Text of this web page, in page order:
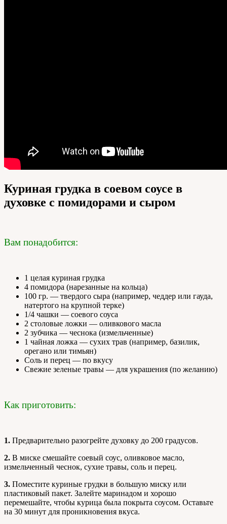
Куриная грудка в соевом соусе в
духовке с помидорами и сыром
Вам понадобится:
1 целая куриная грудка
4 помидора (нарезанные на кольца)
100 гр. — твердого сыра (например, чеддер или гауда,
натертого на крупной терке)
1/4 чашки — соевого соуса
2 столовые ложки — оливкового масла
2 зубчика — чеснока (измельченные)
1 чайная ложка — сухих трав (например, базилик,
орегано или тимьян)
Соль и перец — по вкусу
Свежие зеленые травы — для украшения (по желанию)
Как приготовить:
1. Предварительно разогрейте духовку до 200 градусов.
2. В миске смешайте соевый соус, оливковое масло,
измельченный чеснок, сухие травы, соль и перец.
3. Поместите куриные грудки в большую миску или
пластиковый пакет. Залейте маринадом и хорошо
перемешайте, чтобы курица была покрыта соусом. Оставьте
на 30 минут для проникновения вкуса.